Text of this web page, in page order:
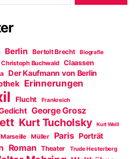
Berlin Bertolt Brecht Biografie
Christoph Buchwald Claassen
Der Kaufmann von Berlin
Erinnerungen
Flucht Frankreich
George Grosz
Kurt Tucholsky Kurt Weill
Marseille Müller Paris Porträt
Roman Theater Trude Hesterberg